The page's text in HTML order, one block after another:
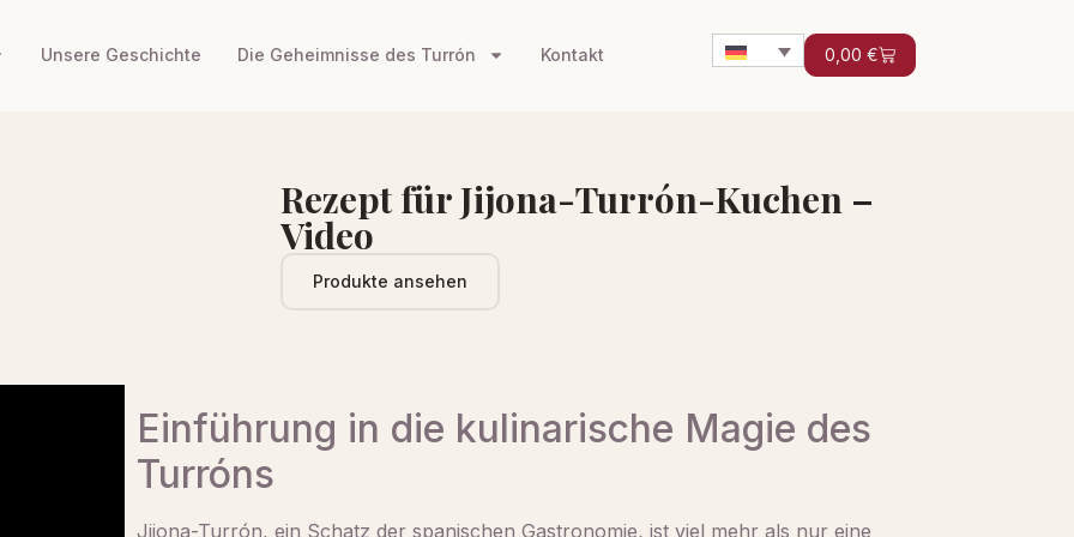
Unsere Geschichte Die Geheimnisse des Turrón Kontakt 0,00 €
Rezept für Jijona-Turrón-Kuchen –
Video
Produkte ansehen
Einführung in die kulinarische Magie des
Turróns
Jijona-Turrón, ein Schatz der spanischen Gastronomie, ist viel mehr als nur eine